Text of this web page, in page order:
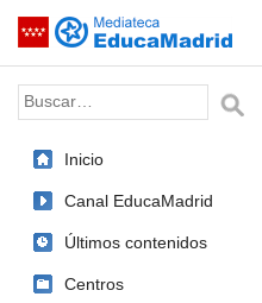
Saltar navegación
Palabra o frase:
Inicio
Canal EducaMadrid
Últimos contenidos
Centros